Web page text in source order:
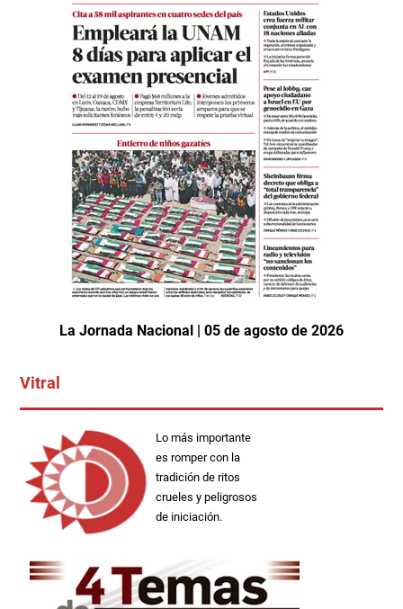
La Jornada Nacional | 05 de agosto de 2026
Vitral
Lo más importante
es romper con la
tradición de ritos
crueles y peligrosos
de iniciación.